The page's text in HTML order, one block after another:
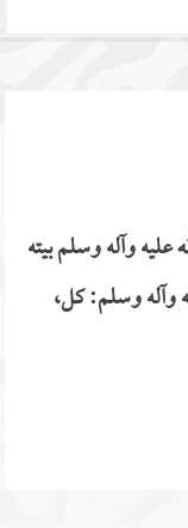
وآله وسلم بيته
وآله وسلم: كل،